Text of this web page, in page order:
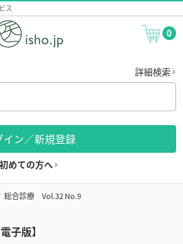
ス
0
詳細検索
イン／新規登録
初めての方へ
総合診療 Vol.32 No.9
子版】